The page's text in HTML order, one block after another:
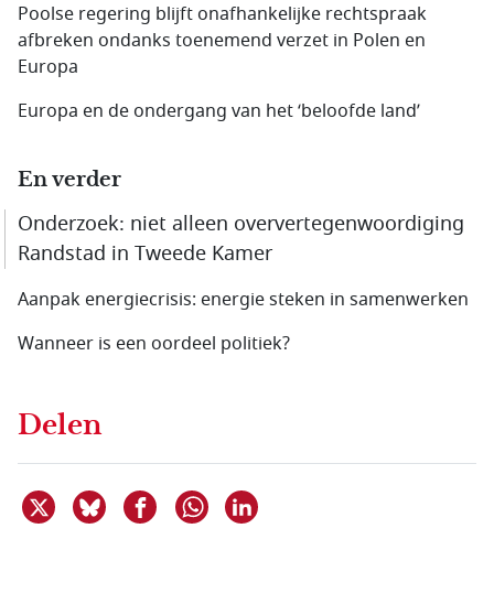
Poolse regering blijft onafhankelijke rechtspraak
afbreken ondanks toenemend verzet in Polen en
Europa
Europa en de ondergang van het ‘beloofde land’
En verder
Onderzoek: niet alleen oververtegenwoordiging
Randstad in Tweede Kamer
Aanpak energiecrisis: energie steken in samenwerken
Wanneer is een oordeel politiek?
Delen
Deel dit item op X
Deel dit item op Bluesky
Deel dit item op Facebook
Delen via WhatsApp